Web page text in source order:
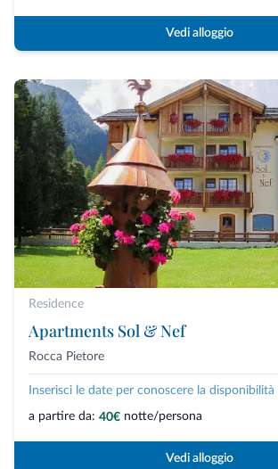
Vedi alloggio
Residence
Apartments Sol & Nef
Rocca Pietore
Inserisci le date per conoscere la disponibilità
a partire da: 40€ notte/persona
Vedi alloggio